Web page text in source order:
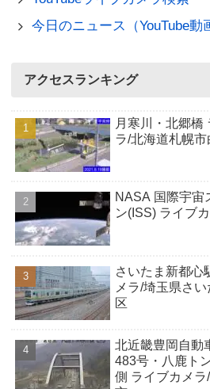
今日のニュース（YouTube動
アクセスランキング
月寒川・北郷橋
ラ/北海道札幌市
NASA 国際宇宙
ン(ISS) ライブ
さいたま新都心
メラ/埼玉県さ
区
北近畿豊岡自動
483号・八鹿ト
側 ライブカメラ